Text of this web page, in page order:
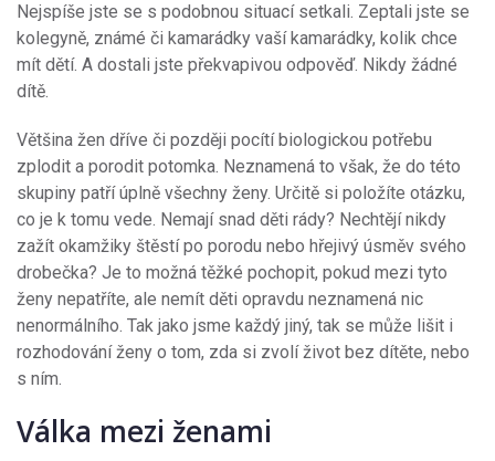
Nejspíše jste se s podobnou situací setkali. Zeptali jste se
kolegyně, známé či kamarádky vaší kamarádky, kolik chce
mít dětí. A dostali jste překvapivou odpověď. Nikdy žádné
dítě.
Většina žen dříve či později pocítí biologickou potřebu
zplodit a porodit potomka. Neznamená to však, že do této
skupiny patří úplně všechny ženy. Určitě si položíte otázku,
co je k tomu vede. Nemají snad děti rády? Nechtějí nikdy
zažít okamžiky štěstí po porodu nebo hřejivý úsměv svého
drobečka? Je to možná těžké pochopit, pokud mezi tyto
ženy nepatříte, ale nemít děti opravdu neznamená nic
nenormálního. Tak jako jsme každý jiný, tak se může lišit i
rozhodování ženy o tom, zda si zvolí život bez dítěte, nebo
s ním.
Válka mezi ženami